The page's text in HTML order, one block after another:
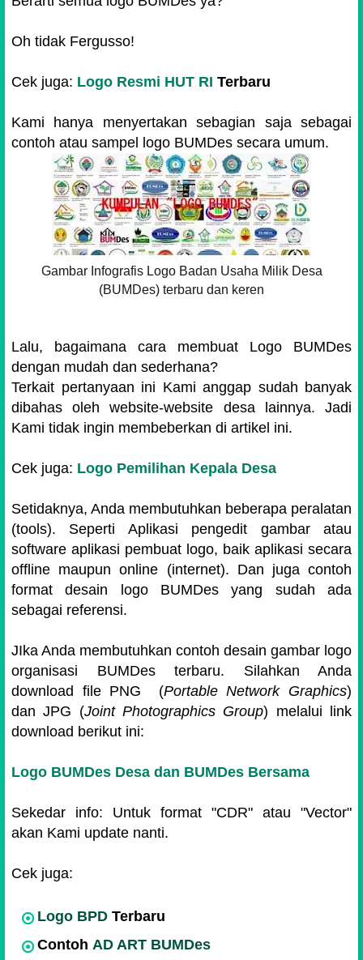
Oh tidak Fergusso!
Cek juga: Logo Resmi HUT RI Terbaru
Kami hanya menyertakan sebagian saja sebagai
contoh atau sampel logo BUMDes secara umum.
Gambar Infografis Logo Badan Usaha Milik Desa
(BUMDes) terbaru dan keren
Lalu, bagaimana cara membuat Logo BUMDes
dengan mudah dan sederhana?
Terkait pertanyaan ini Kami anggap sudah banyak
dibahas oleh website-website desa lainnya. Jadi
Kami tidak ingin membeberkan di artikel ini.
Cek juga: Logo Pemilihan Kepala Desa
Setidaknya, Anda membutuhkan beberapa peralatan
(tools). Seperti Aplikasi pengedit gambar atau
software aplikasi pembuat logo, baik aplikasi secara
offline maupun online (internet). Dan juga contoh
format desain logo BUMDes yang sudah ada
sebagai referensi.
JIka Anda membutuhkan contoh desain gambar logo
organisasi BUMDes terbaru. Silahkan Anda
download file PNG (Portable Network Graphics)
dan JPG (Joint Photographics Group) melalui link
download berikut ini:
Logo BUMDes Desa dan BUMDes Bersama
Sekedar info: Untuk format "CDR" atau "Vector"
akan Kami update nanti.
Cek juga:
Logo BPD Terbaru
Contoh AD ART BUMDes